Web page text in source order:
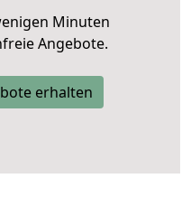
Minuten
Angebote.
erhalten